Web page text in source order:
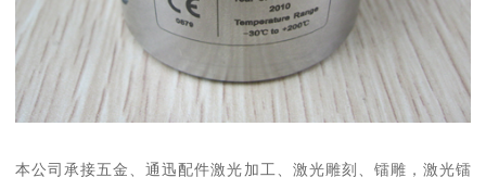
本公司承接五金、通迅配件激光加工、激光雕刻、镭雕，激光镭